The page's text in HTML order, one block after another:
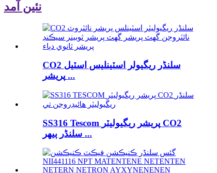
نئين آمد
CO2 سلنڈر ريگيولر اسٽينلیس اسٽيل
پريشر ...
SS316 Tescom پريشر ريگيوليٽر CO2
سلنڈر ٻيهر ...